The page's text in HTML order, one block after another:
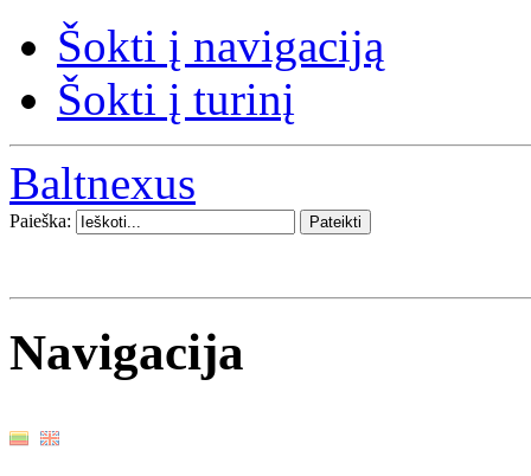
Šokti į navigaciją
Šokti į turinį
Baltnexus
Paieška:
Navigacija